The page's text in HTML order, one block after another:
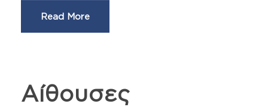
Read More
Αίθουσες